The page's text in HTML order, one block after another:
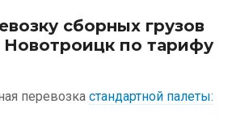
сборных грузов
Новотроицк по тарифу
перевозка стандартной палеты: